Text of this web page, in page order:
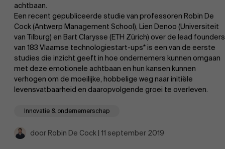
EN
Innovatie & ondernemerschap
achtbaan.
Een recent gepubliceerde studie van professoren Robin De
Cock (Antwerp Management School), Lien Denoo (Universiteit
van Tilburg) en Bart Clarysse (ETH Zürich) over de lead founders
van 183 Vlaamse technologiestart-ups* is een van de eerste
studies die inzicht geeft in hoe ondernemers kunnen omgaan
met deze emotionele achtbaan en hun kansen kunnen
verhogen om de moeilijke, hobbelige weg naar initiële
levensvatbaarheid en daaropvolgende groei te overleven.
door Robin De Cock | 11 september 2019